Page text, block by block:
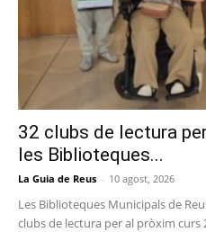
32 clubs de lectura
les Biblioteques...
La Guia de Reus - 10 agost, 2026
Les Biblioteques Municipals de
clubs de lectura per al pròxim curs